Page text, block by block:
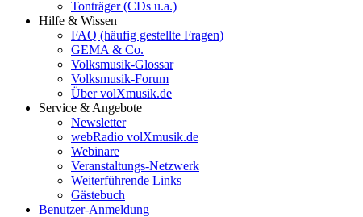
Tonträger (CDs u.a.)
Hilfe & Wissen
FAQ (häufig gestellte Fragen)
GEMA & Co.
Volksmusik-Glossar
Volksmusik-Forum
Über volXmusik.de
Service & Angebote
Newsletter
webRadio volXmusik.de
Webinare
Veranstaltungs-Netzwerk
Weiterführende Links
Gästebuch
Benutzer-Anmeldung